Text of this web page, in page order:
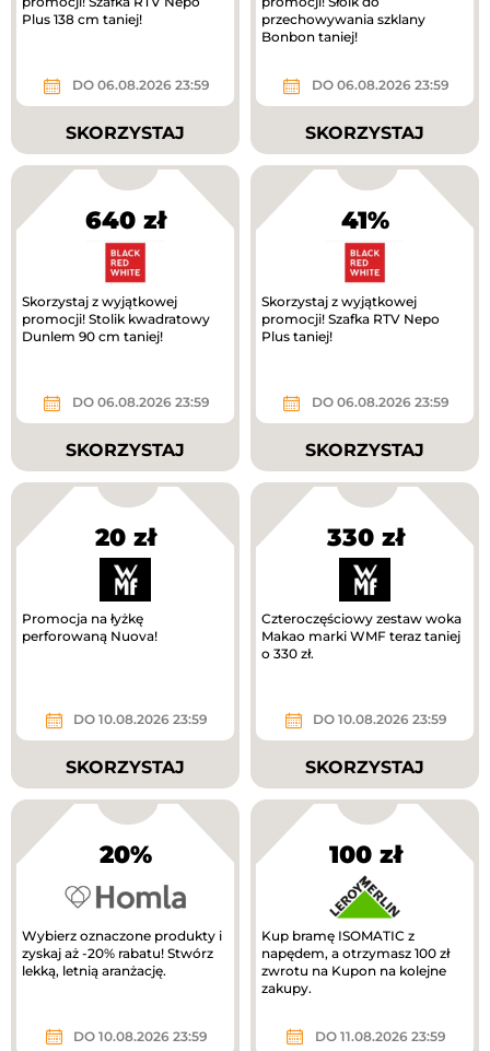
Plus 138 cm taniej!
DO 06.08.2026 23:59
SKORZYSTAJ
przechowywania szklany
Bonbon taniej!
DO 06.08.2026 23:59
SKORZYSTAJ
640 zł
Skorzystaj z wyjątkowej
promocji! Stolik kwadratowy
Dunlem 90 cm taniej!
DO 06.08.2026 23:59
SKORZYSTAJ
41%
Skorzystaj z wyjątkowej
promocji! Szafka RTV Nepo
Plus taniej!
DO 06.08.2026 23:59
SKORZYSTAJ
20 zł
Promocja na łyżkę
perforowaną Nuova!
DO 10.08.2026 23:59
SKORZYSTAJ
330 zł
Czteroczęściowy zestaw woka
Makao marki WMF teraz taniej
o 330 zł.
DO 10.08.2026 23:59
SKORZYSTAJ
20%
Wybierz oznaczone produkty i
zyskaj aż -20% rabatu! Stwórz
lekką, letnią aranżację.
DO 10.08.2026 23:59
100 zł
Kup bramę ISOMATIC z
napędem, a otrzymasz 100 zł
zwrotu na Kupon na kolejne
zakupy.
DO 11.08.2026 23:59